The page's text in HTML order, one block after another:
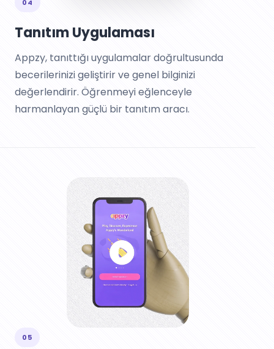
04
Tanıtım Uygulaması
Appzy, tanıttığı uygulamalar doğrultusunda
becerilerinizi geliştirir ve genel bilginizi
değerlendirir. Öğrenmeyi eğlenceyle
harmanlayan güçlü bir tanıtım aracı.
05